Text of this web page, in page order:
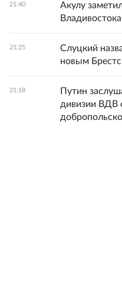
21:40
Акулу
Владивостока
21:25
Слуцкий
новым
21:18
Путин
дивизии ВДВ